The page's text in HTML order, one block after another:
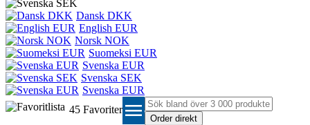
Dansk DKK
English EUR
Norsk NOK
Suomeksi EUR
Svenska EUR
Svenska SEK
Svenska EUR
45 Favoriter menu